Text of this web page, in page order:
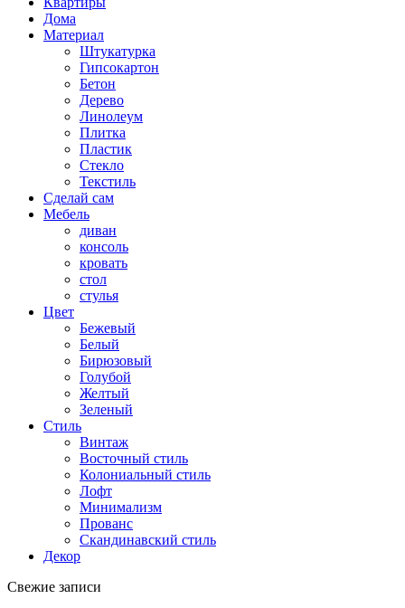
Дома
Материал
Штукатурка
Гипсокартон
Бетон
Дерево
Линолеум
Плитка
Пластик
Стекло
Текстиль
Сделай сам
Мебель
диван
консоль
кровать
стол
стулья
Цвет
Бежевый
Белый
Бирюзовый
Голубой
Желтый
Зеленый
Стиль
Винтаж
Восточный стиль
Колониальный стиль
Лофт
Минимализм
Прованс
Скандинавский стиль
Декор
Свежие записи